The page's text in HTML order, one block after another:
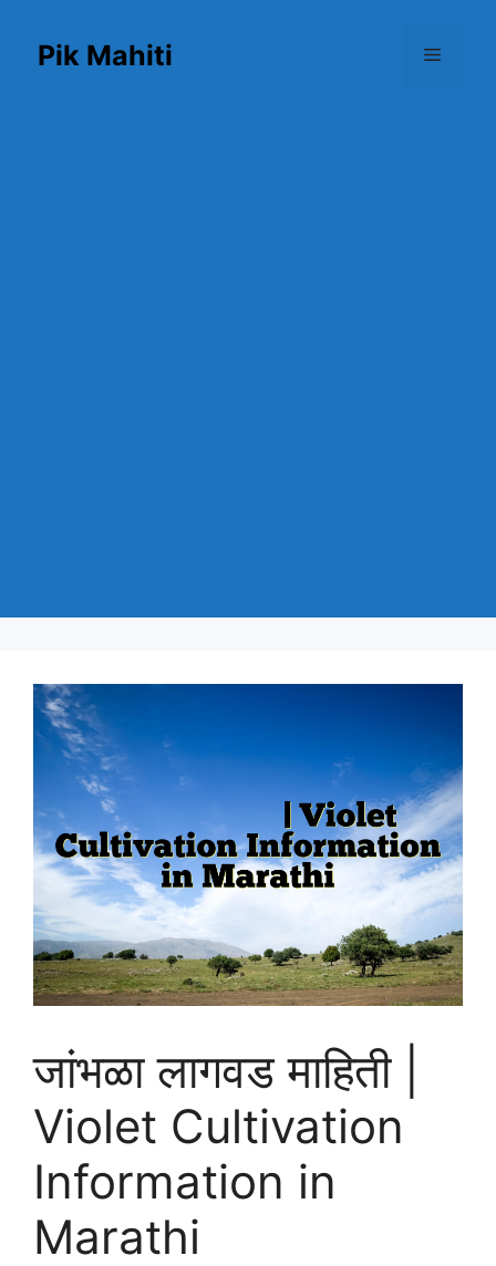
contentPik Mahiti Menu
जांभळा लागवड माहिती |
Violet Cultivation
Information in
Marathi